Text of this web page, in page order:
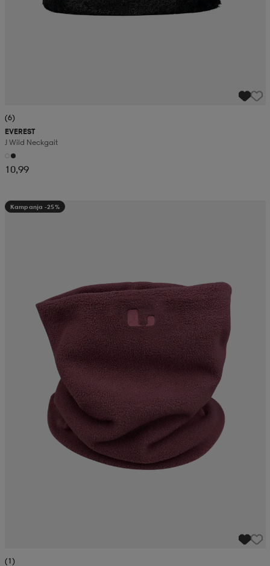
(6)
EVEREST
J Wild Neckgait
10,99
Kampanja -25%
(1)